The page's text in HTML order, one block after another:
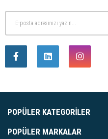
POPÜLER KATEGORILER
POPÜLER MARKALAR